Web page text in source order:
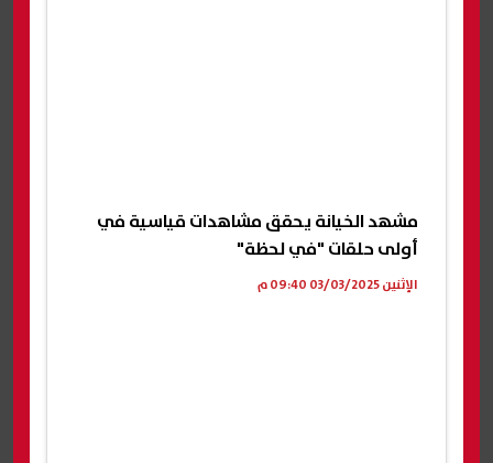
مشهد الخيانة يحقق مشاهدات قياسية في
أولى حلقات "في لحظة"
الإثنين 03/03/2025 09:40 م